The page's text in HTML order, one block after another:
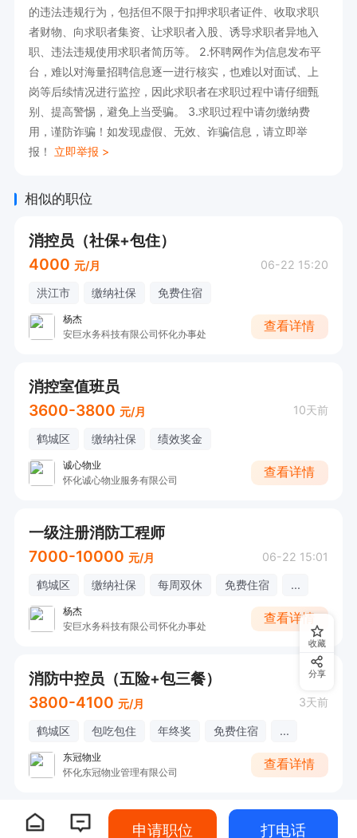
的违法违规行为，包括但不限于扣押求职者证件、收取求职
者财物、向求职者集资、让求职者入股、诱导求职者异地入
职、违法违规使用求职者简历等。 2.怀聘网作为信息发布平
台，难以对海量招聘信息逐一进行核实，也难以对面试、上
岗等后续情况进行监控，因此求职者在求职过程中请仔细甄
别、提高警惕，避免上当受骗。 3.求职过程中请勿缴纳费
用，谨防诈骗！如发现虚假、无效、诈骗信息，请立即举
报！ 立即举报 >
相似的职位
消控员（社保+包住）
4000 元/月 06-22 15:20
洪江市 缴纳社保 免费住宿
杨杰
安巨水务科技有限公司怀化办事处
查看详情
消控室值班员
3600-3800 元/月 10天前
鹤城区 缴纳社保 绩效奖金
诚心物业
怀化诚心物业服务有限公司
查看详情
一级注册消防工程师
7000-10000 元/月 06-22 15:01
鹤城区 缴纳社保 每周双休 免费住宿 ...
杨杰
安巨水务科技有限公司怀化办事处
查看详情
消防中控员（五险+包三餐）
3800-4100 元/月 3天前
鹤城区 包吃包住 年终奖 免费住宿 ...
东冠物业
怀化东冠物业管理有限公司
查看详情
收藏
分享
申请职位 打电话